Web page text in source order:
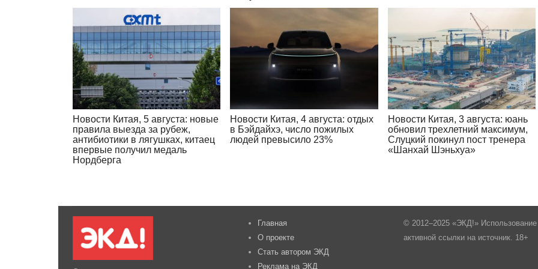
Новости Китая, 5 августа: новые
правила выезда за рубеж,
антибиотики в лягушках, китаец
впервые получил медаль
Нордберга
Новости Китая, 4 августа: отдых
в Бэйдайхэ, число пожилых
людей превысило 23%
Новости Китая, 3 августа: юань
обновил трехлетний максимум,
Слуцкий покинул пост тренера
«Шанхай Шэньхуа»
Главная
О проекте
Стать автором ЭКД
Реклама на ЭКД
© 2012–2025 «ЭКД!»
активной ссылки на источник. 18+